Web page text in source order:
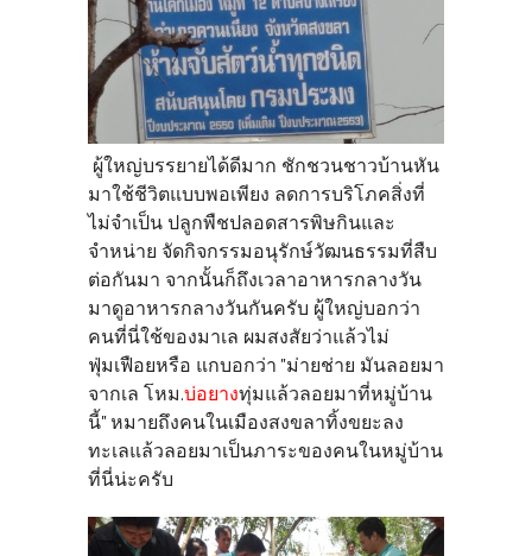
ผู้ใหญ่บรรยายได้ดีมาก ชักชวนชาวบ้านหัน
มาใช้ชีวิตแบบพอเพียง ลดการบริโภคสิ่งที่
ไม่จำเป็น ปลูกพืชปลอดสารพิษกินและ
จำหน่าย จัดกิจกรรมอนุรักษ์วัฒนธรรมที่สืบ
ต่อกันมา จากนั้นก็ถึงเวลาอาหารกลางวัน
มาดูอาหารกลางวันกันครับ ผู้ใหญ่บอกว่า
คนที่นี่ใช้ของมาเล ผมสงสัยว่าแล้วไม่
ฟุ่มเฟือยหรือ แกบอกว่า "ม่ายช่าย มันลอยมา
จากเล โหม.บ่อยางทุ่มแล้วลอยมาที่หมู่บ้าน
นี้" หมายถึงคนในเมืองสงขลาทิ้งขยะลง
ทะเลแล้วลอยมาเป็นภาระของคนในหมู่บ้าน
ที่นี่น่ะครับ